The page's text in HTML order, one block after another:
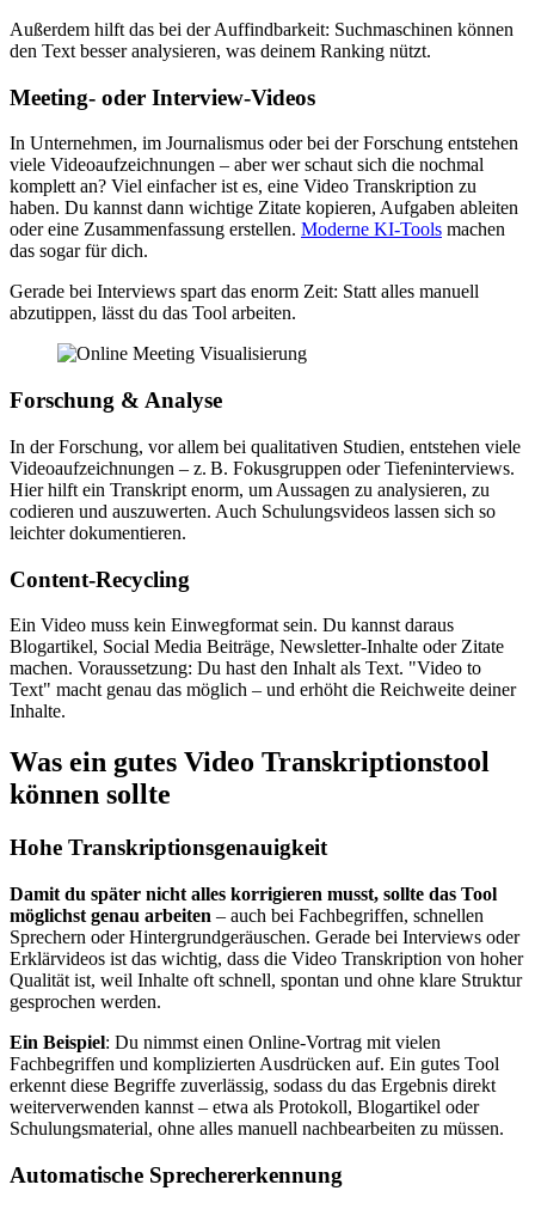
Außerdem hilft das bei der Auffindbarkeit: Suchmaschinen können
den Text besser analysieren, was deinem Ranking nützt.
Meeting- oder Interview-Videos
In Unternehmen, im Journalismus oder bei der Forschung entstehen
viele Videoaufzeichnungen – aber wer schaut sich die nochmal
komplett an? Viel einfacher ist es, eine Video Transkription zu
haben. Du kannst dann wichtige Zitate kopieren, Aufgaben ableiten
oder eine Zusammenfassung erstellen. Moderne KI-Tools machen
das sogar für dich.
Gerade bei Interviews spart das enorm Zeit: Statt alles manuell
abzutippen, lässt du das Tool arbeiten.
Forschung & Analyse
In der Forschung, vor allem bei qualitativen Studien, entstehen viele
Videoaufzeichnungen – z. B. Fokusgruppen oder Tiefeninterviews.
Hier hilft ein Transkript enorm, um Aussagen zu analysieren, zu
codieren und auszuwerten. Auch Schulungsvideos lassen sich so
leichter dokumentieren.
Content-Recycling
Ein Video muss kein Einwegformat sein. Du kannst daraus
Blogartikel, Social Media Beiträge, Newsletter-Inhalte oder Zitate
machen. Voraussetzung: Du hast den Inhalt als Text. "Video to
Text" macht genau das möglich – und erhöht die Reichweite deiner
Inhalte.
Was ein gutes Video Transkriptionstool
können sollte
Hohe Transkriptionsgenauigkeit
Damit du später nicht alles korrigieren musst, sollte das Tool
möglichst genau arbeiten – auch bei Fachbegriffen, schnellen
Sprechern oder Hintergrundgeräuschen. Gerade bei Interviews oder
Erklärvideos ist das wichtig, dass die Video Transkription von hoher
Qualität ist, weil Inhalte oft schnell, spontan und ohne klare Struktur
gesprochen werden.
Ein Beispiel: Du nimmst einen Online-Vortrag mit vielen
Fachbegriffen und komplizierten Ausdrücken auf. Ein gutes Tool
erkennt diese Begriffe zuverlässig, sodass du das Ergebnis direkt
weiterverwenden kannst – etwa als Protokoll, Blogartikel oder
Schulungsmaterial, ohne alles manuell nachbearbeiten zu müssen.
Automatische Sprechererkennung